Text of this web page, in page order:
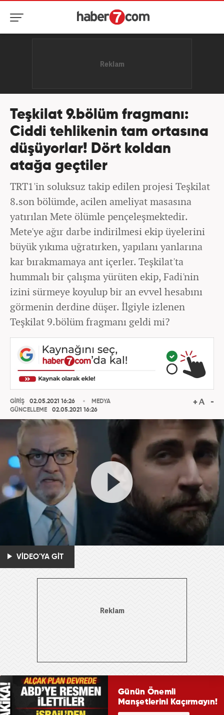
Teşkilat 9.bölüm fragmanı:
Ciddi tehlikenin tam ortasına
düşüyorlar! Dört koldan
atağa geçtiler
TRT1'in soluksuz takip edilen projesi Teşkilat
8.son bölümde, acilen ameliyat masasına
yatırılan Mete ölümle pençeleşmektedir.
Mete'ye ağır darbe indirilmesi ekip üyelerini
büyük yıkıma uğratırken, yapılanı yanlarına
kar bırakmamaya ant içerler. Teşkilat'ta
hummalı bir çalışma yürüten ekip, Fadi'nin
izini sürmeye koyulup bir an evvel hesabını
görmenin derdine düşer. İlgiyle izlenen
Teşkilat 9.bölüm fragmanı geldi mi?
GİRİŞ
02.05.2021 16:26
GÜNCELLEME
02.05.2021 16:26
MEDYA
VİDEO'YA GİT